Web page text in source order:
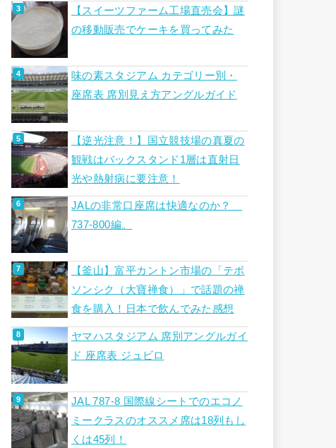
【スイーツファーム工場直売会】謎
の移動販売でケーキを買ってみた
味の素スタジアム カテゴリー別・
座席表 席別見え方アングルガイド
【逆光注意！】国立競技場の真夏の
観戦はバックスタンド1層は直射日
光や熱射病に要注意！
JALの非常口座席は快適なのか？
737-800編。
【釜山】富平カントン市場の「テボ
ソンシク（大寶禅食）」で話題の禅
食を購入！日本で飲んでみた感想
ヤマハスタジアム 席別アングルガイ
ド 座席表 ジュビロ
JAL 787-8 国際線シートでのエコノ
ミークラスのオススメ席は18列もし
くは45列！